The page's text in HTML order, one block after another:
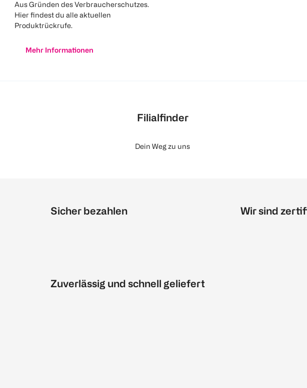
Aus Gründen des Verbraucherschutzes.
Hier findest du alle aktuellen
Produktrückrufe.
Mehr Informationen
Filialfinder
Dein Weg zu uns
Sicher bezahlen
Zuverlässig und schnell geliefert
Wir sind